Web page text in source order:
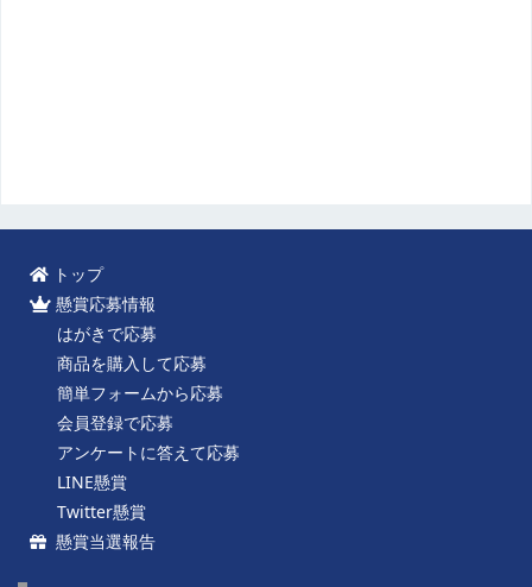
トップ
懸賞応募情報
はがきで応募
商品を購入して応募
簡単フォームから応募
会員登録で応募
アンケートに答えて応募
LINE懸賞
Twitter懸賞
懸賞当選報告